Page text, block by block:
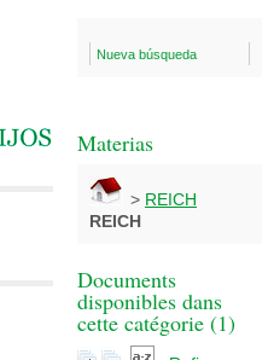
Nueva búsqueda
Materias
> REICH
REICH
Documents
disponibles dans
cette catégorie (1)